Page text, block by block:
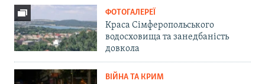
ФОТОГАЛЕРЕЇ
Краса Сімферопольського
водосховища та занедбаність
довкола
ВІЙНА ТА КРИМ